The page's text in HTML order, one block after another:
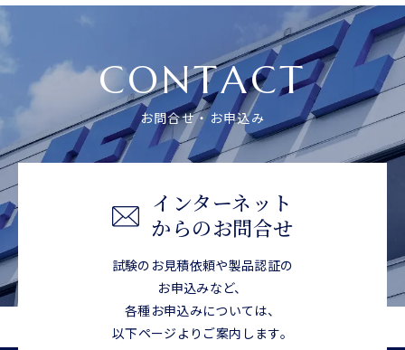
CONTACT
お問合せ・お申込み
インターネット
からのお問合せ
試験のお見積依頼や製品認証の
お申込みなど、
各種お申込みについては、
以下ページよりご案内します。